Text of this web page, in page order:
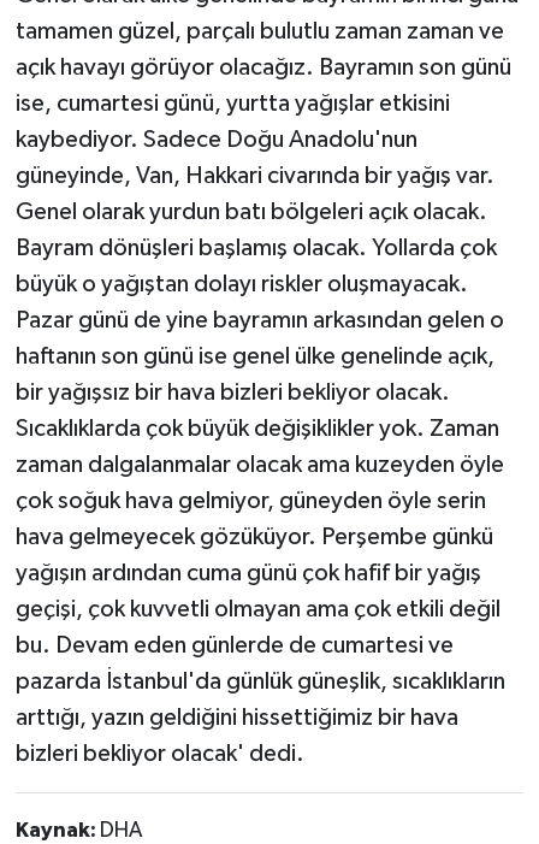
tamamen güzel, parçalı bulutlu zaman zaman ve
açık havayı görüyor olacağız. Bayramın son günü
ise, cumartesi günü, yurtta yağışlar etkisini
kaybediyor. Sadece Doğu Anadolu'nun
güneyinde, Van, Hakkari civarında bir yağış var.
Genel olarak yurdun batı bölgeleri açık olacak.
Bayram dönüşleri başlamış olacak. Yollarda çok
büyük o yağıştan dolayı riskler oluşmayacak.
Pazar günü de yine bayramın arkasından gelen o
haftanın son günü ise genel ülke genelinde açık,
bir yağışsız bir hava bizleri bekliyor olacak.
Sıcaklıklarda çok büyük değişiklikler yok. Zaman
zaman dalgalanmalar olacak ama kuzeyden öyle
çok soğuk hava gelmiyor, güneyden öyle serin
hava gelmeyecek gözüküyor. Perşembe günkü
yağışın ardından cuma günü çok hafif bir yağış
geçişi, çok kuvvetli olmayan ama çok etkili değil
bu. Devam eden günlerde de cumartesi ve
pazarda İstanbul'da günlük güneşlik, sıcaklıkların
arttığı, yazın geldiğini hissettiğimiz bir hava
bizleri bekliyor olacak' dedi.
Kaynak: DHA